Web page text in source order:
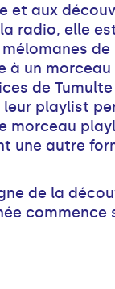
et aux
radio, elle
de
à un morceau
de
leur playlist
morceau
une autre
de la
commence